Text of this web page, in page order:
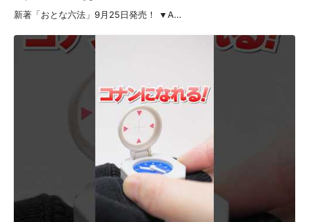
新著「おとな六法」9月25日発売！ ▼A…